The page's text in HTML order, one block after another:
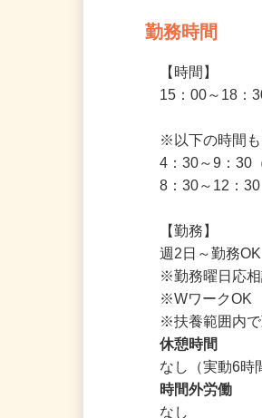
勤務時間
15：00～18：
※以下の時間も
8：30～12：30
【勤務】
週2日～勤務
※勤務曜日応
※WワークOK
※扶養範囲内
休憩時間
なし（実動6時